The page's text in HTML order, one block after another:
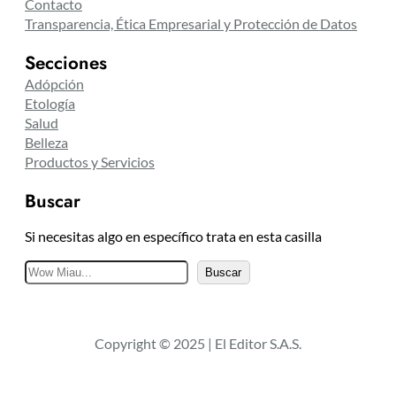
Contacto
Transparencia, Ética Empresarial y Protección de Datos
Secciones
Adópción
Etología
Salud
Belleza
Productos y Servicios
Buscar
Si necesitas algo en específico trata en esta casilla
B
u
a
Buscar
Copyright © 2025 | El Editor S.A.S.